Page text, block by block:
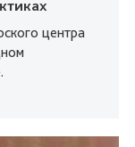
центра